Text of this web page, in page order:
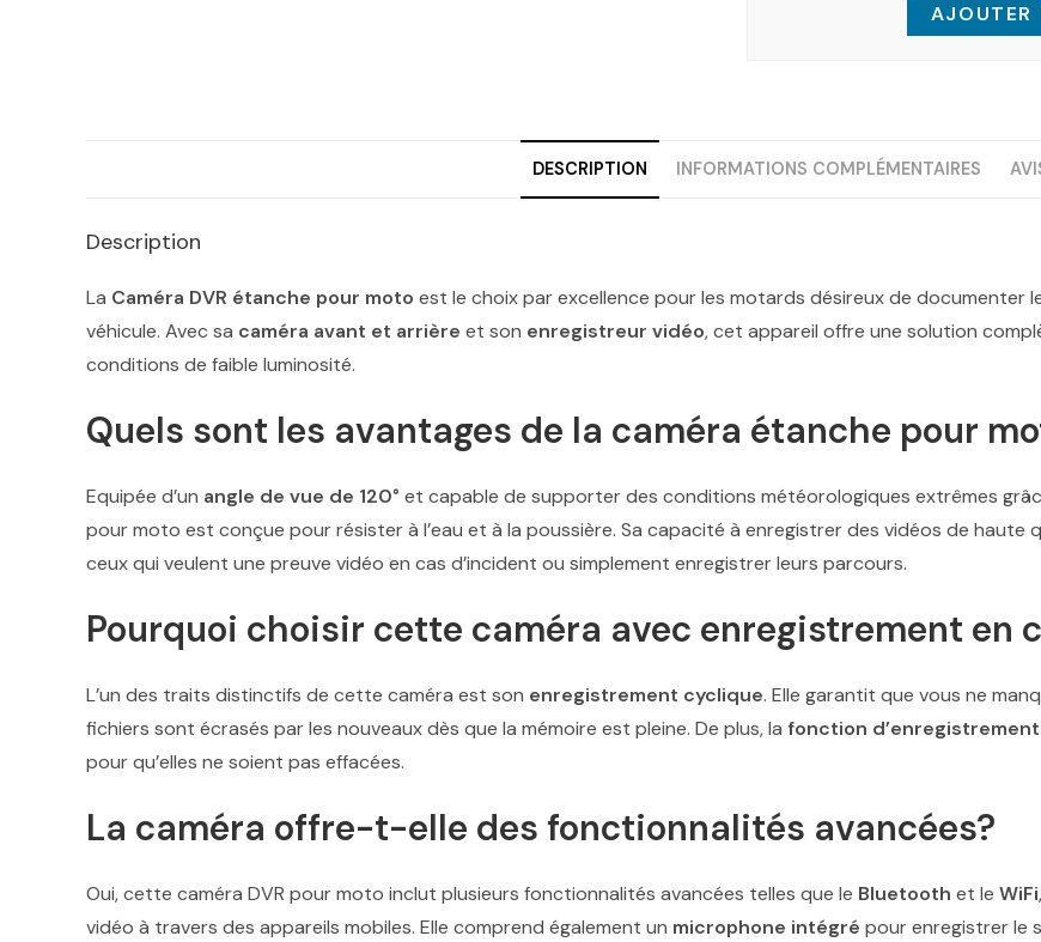
AJOUTER
DESCRIPTION INFORMATIONS COMPLÉMENTAIRES
Description
La Caméra DVR étanche pour moto est le choix par excellence pour les motards désireux de documenter
véhicule. Avec sa caméra avant et arrière et son enregistreur vidéo, cet appareil offre une solution
conditions de faible luminosité.
Quels sont les avantages de la caméra étanche pour
Equipée d’un angle de vue de 120° et capable de supporter des conditions météorologiques extrêmes
pour moto est conçue pour résister à l’eau et à la poussière. Sa capacité à enregistrer des vidéos de haute
ceux qui veulent une preuve vidéo en cas d’incident ou simplement enregistrer leurs parcours.
Pourquoi choisir cette caméra avec enregistrement en
L’un des traits distinctifs de cette caméra est son enregistrement cyclique. Elle garantit que vous ne
fichiers sont écrasés par les nouveaux dès que la mémoire est pleine. De plus, la fonction d’enregistrement
pour qu’elles ne soient pas effacées.
La caméra offre-t-elle des fonctionnalités avancées?
Oui, cette caméra DVR pour moto inclut plusieurs fonctionnalités avancées telles que le Bluetooth et le WiFi
vidéo à travers des appareils mobiles. Elle comprend également un microphone intégré pour enregistrer le